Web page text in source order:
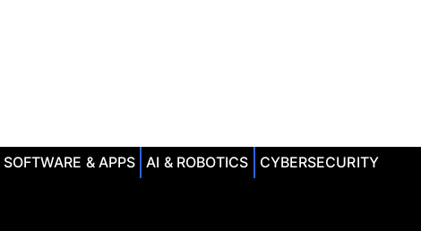
SOFTWARE & APPS AI & ROBOTICS
CYBERSECURITY